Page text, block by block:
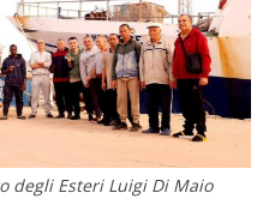
degli Esteri Luigi Di Maio